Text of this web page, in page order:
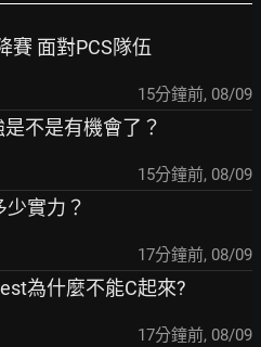
賽 面對PCS隊伍
15分鐘前, 08/09
是不是有機會了？
15分鐘前, 08/09
少實力？
17分鐘前, 08/09
為什麼不能C起來?
17分鐘前, 08/09